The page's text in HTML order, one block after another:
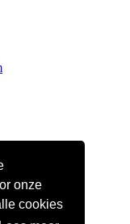
onze
cookies